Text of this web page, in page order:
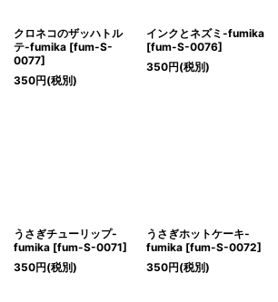
クロネコのザッハトル
テ-fumika [fum-S-
0077]
350円(税別)
インクとネズミ-fumika
[fum-S-0076]
350円(税別)
うさぎチューリップ-
fumika [fum-S-0071]
350円(税別)
うさぎホットケーキ-
fumika [fum-S-0072]
350円(税別)